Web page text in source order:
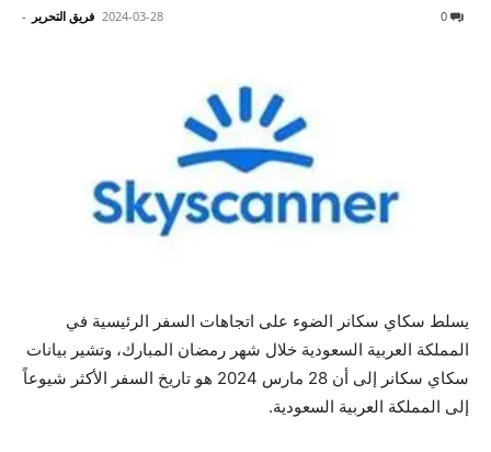
فريق التحرير - 2024-03-28
يسلط سكاي سكانر الضوء على اتجاهات السفر الرئيسية في
المملكة العربية السعودية خلال شهر رمضان المبارك، وتشير بيانات
سكاي سكانر إلى أن 28 مارس 2024 هو تاريخ السفر الأكثر شيوعاً
إلى المملكة العربية السعودية.